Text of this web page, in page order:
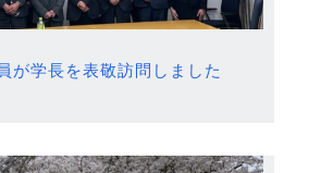
が学長を表敬訪問しました